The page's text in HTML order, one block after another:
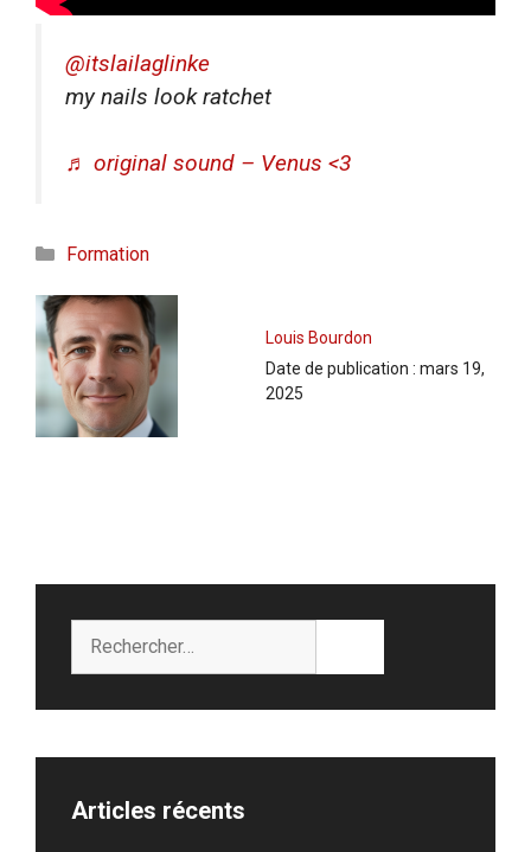
@itslailaglinke
my nails look ratchet
♬ original sound – Venus <3
Catégories
Formation
Louis Bourdon
Date de publication : mars 19,
2025
Articles récents